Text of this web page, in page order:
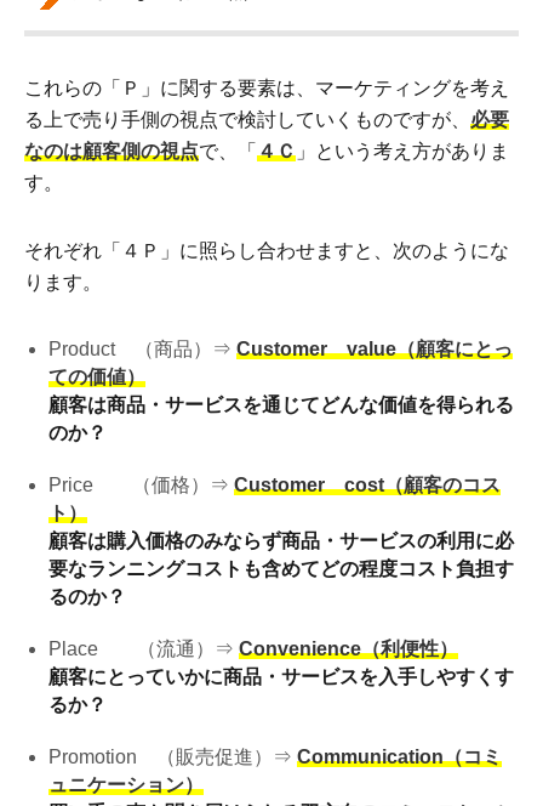
これらの「Ｐ」に関する要素は、マーケティングを考え
る上で売り手側の視点で検討していくものですが、 必要
なのは顧客側の視点で、「 ４Ｃ 」という考え方がありま
す。
それぞれ「４Ｐ」に照らし合わせますと、次のようにな
ります。
Product （商品）⇒ Customer value（顧客にとっ
ての価値）
顧客は商品・サービスを通じてどんな価値を得られる
のか？
Price （価格）⇒ Customer cost（顧客のコス
ト）
顧客は購入価格のみならず商品・サービスの利用に必
要なランニングコストも含めてどの程度コスト負担す
るのか？
Place （流通）⇒ Convenience（利便性）
顧客にとっていかに商品・サービスを入手しやすくす
るか？
Promotion （販売促進）⇒ Communication（コミ
ュニケーション）